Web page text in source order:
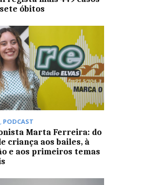
óbitos
, PODCAST
Marta Ferreira: do
criança aos bailes, à
e aos primeiros temas